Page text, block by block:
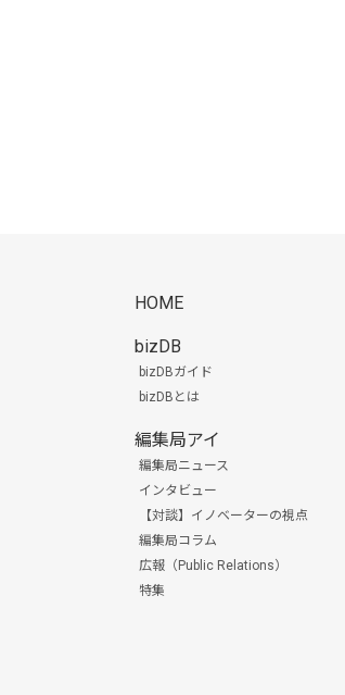
HOME
bizDB
bizDBガイド
bizDBとは
編集局アイ
編集局ニュース
インタビュー
【対談】イノベーターの視点
編集局コラム
広報（Public Relations）
特集